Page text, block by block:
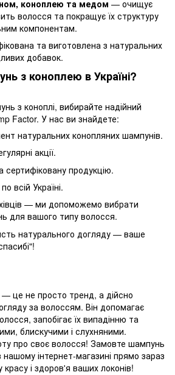
коноплею та медом — очищує
волосся та покращує їх структуру
компонентам.
та виготовлена з натуральних
добавок.
з коноплею в Україні?
з коноплі, вибирайте надійний
Factor. У нас ви знайдете:
натуральних конопляних шампунів.
акції.
сертифіковану продукцію.
всій Україні.
— ми допоможемо вибрати
для вашого типу волосся.
натурального догляду — ваше
це не просто тренд, а дійсно
за волоссям. Він допомагає
запобігає їх випадінню та
блискучими і слухняними.
про своє волосся! Замовте шампунь
інтернет-магазині прямо зараз
і здоров'я ваших локонів!